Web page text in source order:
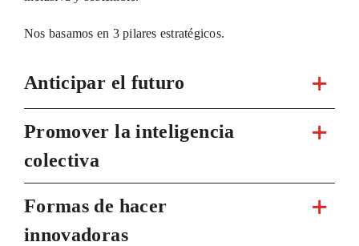
Nos basamos en 3 pilares estratégicos.
Anticipar el futuro
Promover la inteligencia
colectiva
Formas de hacer
innovadoras